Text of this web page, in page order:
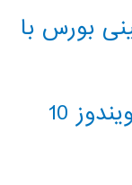
بورس با